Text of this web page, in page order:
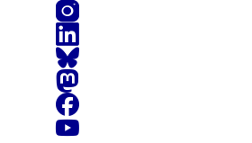
Instagram
LinkedIn
Bluesky
Mastodon
Facebook
Youtube